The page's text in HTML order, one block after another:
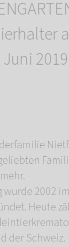
wurde 2002
Heute
der Schweiz.